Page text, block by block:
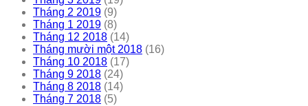
Tháng 2 2019 (9)
Tháng 1 2019 (8)
Tháng 12 2018 (14)
Tháng mười một 2018 (16)
Tháng 10 2018 (17)
Tháng 9 2018 (24)
Tháng 8 2018 (14)
Tháng 7 2018 (5)